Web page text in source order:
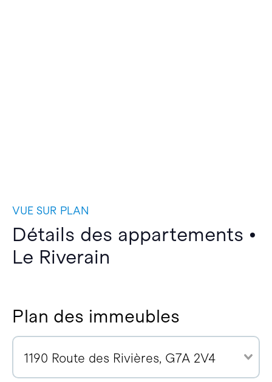
VUE SUR PLAN
Détails des appartements •
Le Riverain
Plan des immeubles
1190 Route des Rivières, G7A 2V4